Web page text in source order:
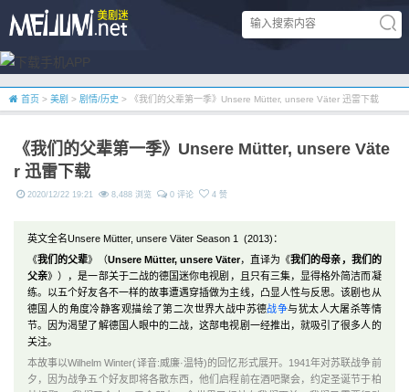
首页 > 美剧 > 剧情/历史 > 《我们的父辈第一季》Unsere Mütter, unsere Väter 迅雷下载
《我们的父辈第一季》Unsere Mütter, unsere Väte
r 迅雷下载
2020/12/22 19:21 8,488 浏览 0 评论 4 赞
英文全名Unsere Mütter, unsere Väter Season 1 (2013)：
《我们的父辈》（Unsere Mütter, unsere Väter，直译为《我们的母亲，我们的
父亲》），是一部关于二战的德国迷你电视剧，且只有三集，显得格外简洁而凝
练。以五个好友各不一样的故事遭遇穿插做为主线，凸显人性与反思。该剧也从
德国人的角度冷静客观描绘了第二次世界大战中苏德战争与犹太人大屠杀等情
节。因为渴望了解德国人眼中的二战，这部电视剧一经推出，就吸引了很多人的
关注。
本故事以Wilhelm Winter(译音:威廉·温特)的回忆形式展开。1941年对苏联战争前
夕，因为战争五个好友即将各散东西，他们启程前在酒吧聚会，约定圣诞节于柏